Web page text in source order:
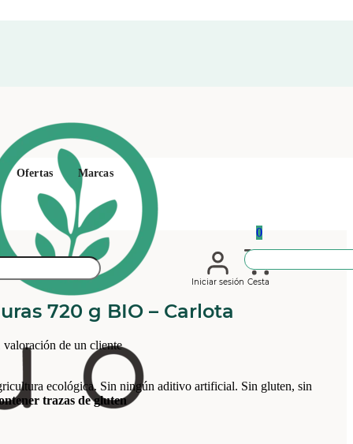
Iniciar sesión
0
Cesta
Ofertas Marcas
720 g BIO – Carlota
valoración de un cliente
ecológica. Sin ningún aditivo artificial. Sin gluten, sin
trazas de gluten